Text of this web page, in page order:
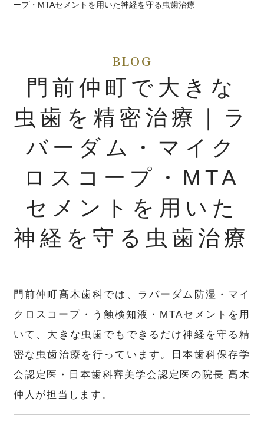
ープ・MTAセメントを用いた神経を守る虫歯治療
門前仲町で大きな
虫歯を精密治療｜ラ
バーダム・マイク
ロスコープ・MTA
セメントを用いた
神経を守る虫歯治療
門前仲町髙木歯科では、ラバーダム防湿・マイ
クロスコープ・う蝕検知液・MTAセメントを用
いて、大きな虫歯でもできるだけ神経を守る精
密な虫歯治療を行っています。日本歯科保存学
会認定医・日本歯科審美学会認定医の院長 髙木
仲人が担当します。